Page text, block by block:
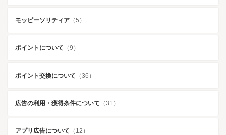
モッピーソリティア （5）
ポイントについて （9）
ポイント交換について （36）
広告の利用・獲得条件について （31）
アプリ広告について （12）